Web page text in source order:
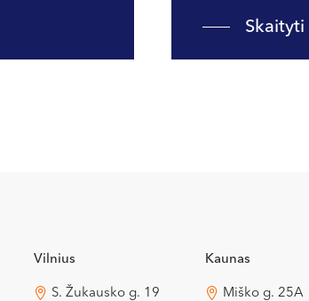
Skaityti
Vilnius
S. Žukausko g. 19
Kaunas
Miško g. 25A